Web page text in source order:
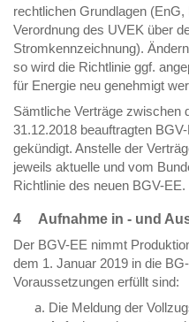
rechtlichen Grundlagen
Verordnung des UVEK über
Stromkennzeichnung).
so wird die Richtlinie ggf.
für Energie neu genehmigt
Sämtliche Verträge zwischen
31.12.2018 beauftragten
gekündigt. Anstelle der
jeweils aktuelle und vom
Richtlinie des neuen BGV-EE.
4 Aufnahme in - und
Der BGV-EE nimmt
dem 1. Januar 2019 in die
Voraussetzungen erfüllt sind:
Die Meldung der